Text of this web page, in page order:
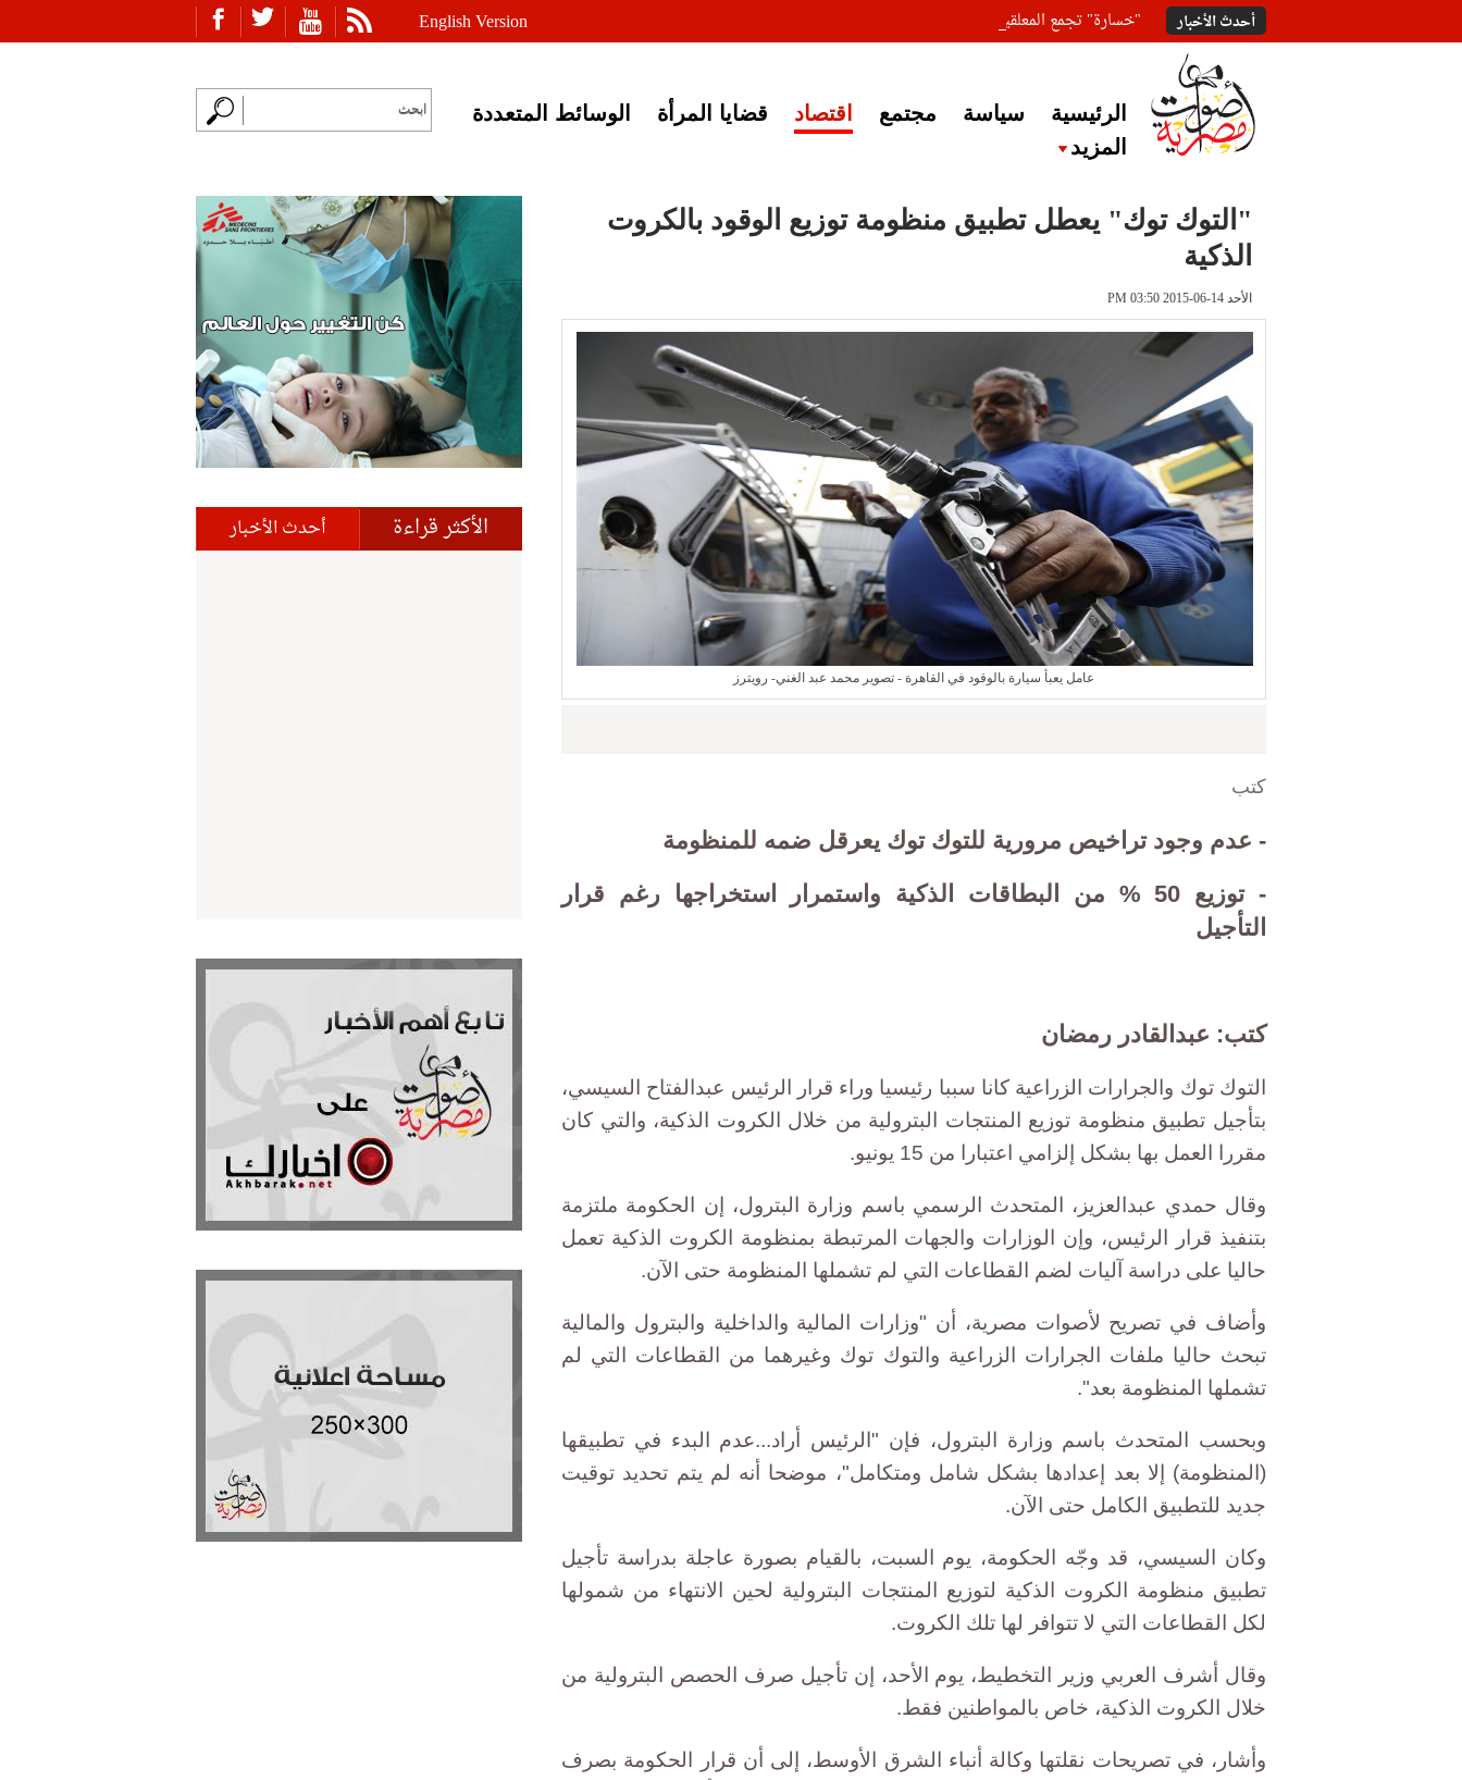
English Version أحدث الأخبار "خسارة" تجمع المعلقين على خبر إغلاق أصوات مصرية
الرئيسية سياسة مجتمع اقتصاد قضايا المرأة
الوسائط المتعددة
المزيد
"التوك توك" يعطل تطبيق منظومة توزيع الوقود بالكروت
الذكية
الأحد 14-06-2015 PM 03:50
عامل يعبأ سيارة بالوقود في القاهرة - تصوير محمد عبد الغني- رويترز
كتب
- عدم وجود تراخيص مرورية للتوك توك يعرقل ضمه للمنظومة
- توزيع 50 % من البطاقات الذكية واستمرار استخراجها رغم قرار
التأجيل
كتب: عبدالقادر رمضان
التوك توك والجرارات الزراعية كانا سببا رئيسيا وراء قرار الرئيس عبدالفتاح السيسي،
بتأجيل تطبيق منظومة توزيع المنتجات البترولية من خلال الكروت الذكية، والتي كان
مقررا العمل بها بشكل إلزامي اعتبارا من 15 يونيو.
وقال حمدي عبدالعزيز، المتحدث الرسمي باسم وزارة البترول، إن الحكومة ملتزمة
بتنفيذ قرار الرئيس، وإن الوزارات والجهات المرتبطة بمنظومة الكروت الذكية تعمل
حاليا على دراسة آليات لضم القطاعات التي لم تشملها المنظومة حتى الآن.
وأضاف في تصريح لأصوات مصرية، أن "وزارات المالية والداخلية والبترول والمالية
تبحث حاليا ملفات الجرارات الزراعية والتوك توك وغيرهما من القطاعات التي لم
تشملها المنظومة بعد".
وبحسب المتحدث باسم وزارة البترول، فإن "الرئيس أراد...عدم البدء في تطبيقها
(المنظومة) إلا بعد إعدادها بشكل شامل ومتكامل"، موضحا أنه لم يتم تحديد توقيت
جديد للتطبيق الكامل حتى الآن.
وكان السيسي، قد وجّه الحكومة، يوم السبت، بالقيام بصورة عاجلة بدراسة تأجيل
تطبيق منظومة الكروت الذكية لتوزيع المنتجات البترولية لحين الانتهاء من شمولها
لكل القطاعات التي لا تتوافر لها تلك الكروت.
وقال أشرف العربي وزير التخطيط، يوم الأحد، إن تأجيل صرف الحصص البترولية من
خلال الكروت الذكية، خاص بالمواطنين فقط.
وأشار، في تصريحات نقلتها وكالة أنباء الشرق الأوسط، إلى أن قرار الحكومة بصرف
الأكثر قراءة أحدث الأخبار